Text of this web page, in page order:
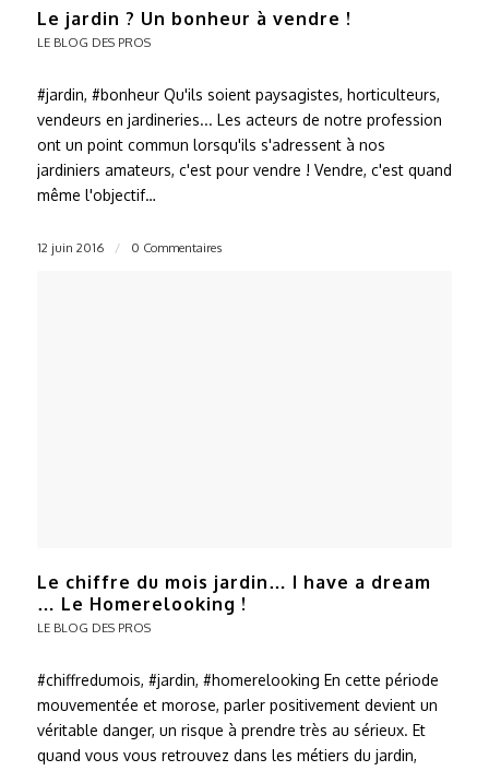
Le jardin ? Un bonheur à vendre !
LE BLOG DES PROS
#jardin, #bonheur Qu'ils soient paysagistes, horticulteurs,
vendeurs en jardineries... Les acteurs de notre profession
ont un point commun lorsqu'ils s'adressent à nos
jardiniers amateurs, c'est pour vendre ! Vendre, c'est quand
même l'objectif…
12 juin 2016 / 0 Commentaires
Le chiffre du mois jardin… I have a dream
… Le Homerelooking !
LE BLOG DES PROS
#chiffredumois, #jardin, #homerelooking En cette période
mouvementée et morose, parler positivement devient un
véritable danger, un risque à prendre très au sérieux. Et
quand vous vous retrouvez dans les métiers du jardin,